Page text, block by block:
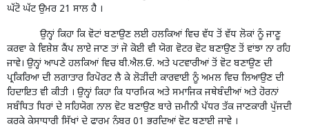
ਘੱਟੋ ਘੱਟ ਉਮਰ 21 ਸਾਲ ਹੈ ।
ਉਨ੍ਹਾਂ ਕਿਹਾ ਕਿ ਵੋਟਾਂ ਬਣਾਉਣ ਲਈ ਹਲਕਿਆਂ ਵਿਚ ਵੱਧ ਤੋਂ ਵੱਧ ਲੋਕਾਂ ਨੂੰ ਜਾਣੂ
ਕਰਵਾ ਕੇ ਵਿਸ਼ੇਸ਼ ਕੈਂਪ ਲਾਏ ਜਾਣ ਤਾਂ ਜੋ ਕੋਈ ਵੀ ਯੋਗ ਵੋਟਰ ਵੋਟ ਬਣਾਉਣ ਤੋਂ ਵਾਂਝਾ ਨਾ ਰਹਿ
ਜਾਵੇ। ਉਨ੍ਹਾਂ ਆਪਣੇ ਹਲਕਿਆਂ ਵਿਚ ਬੀ.ਐਲ.ਓ. ਅਤੇ ਪਟਵਾਰੀਆਂ ਤੋਂ ਵੋਟ ਬਣਾਉਣ ਦੀ
ਪ੍ਰਕਿਰਿਆ ਦੀ ਲਗਾਤਾਰ ਰਿਪੋਰਟ ਲੈ ਕੇ ਲੋੜੀਂਦੀ ਕਾਰਵਾਈ ਨੂੰ ਅਮਲ ਵਿਚ ਲਿਆਉਣ ਦੀ
ਹਿਦਾਇਤ ਵੀ ਕੀਤੀ । ਉਨ੍ਹਾਂ ਕਿਹਾ ਕਿ ਧਾਰਮਿਕ ਅਤੇ ਸਮਾਜਿਕ ਜਥੇਬੰਦੀਆਂ ਅਤੇ ਹੋਰਨਾਂ
ਸਬੰਧਿਤ ਧਿਰਾਂ ਦੇ ਸਹਿਯੋਗ ਨਾਲ ਵੋਟ ਬਣਾਉਣ ਬਾਰੇ ਜ਼ਮੀਨੀ ਪੱਧਰ ਤੱਕ ਜਾਣਕਾਰੀ ਪੁੱਜਦੀ
ਕਰਕੇ ਕੇਸਾਧਾਰੀ ਸਿੱਖਾਂ ਦੇ ਫਾਰਮ ਨੰਬਰ 01 ਭਰਦਿਆਂ ਵੋਟ ਬਣਾਈ ਜਾਵੇ ।